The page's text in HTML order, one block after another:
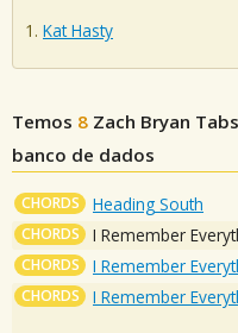
Kat Hasty
Temos 8 Zach Bryan
banco de dados
CHORDS Heading South
CHORDS I Remember
CHORDS I Remember
CHORDS
I Remember